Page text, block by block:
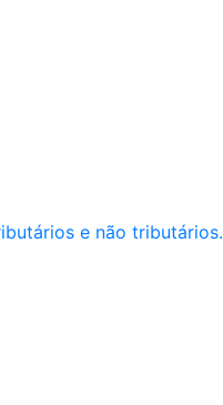
e não tributários.